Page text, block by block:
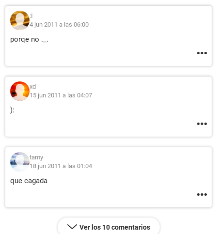
:I
4 jun 2011 a las 06:00
porqe no ._.
xd
15 jun 2011 a las 04:07
):
tamy
18 jun 2011 a las 01:04
que cagada
Ver los 10 comentarios